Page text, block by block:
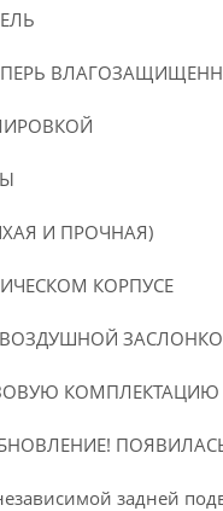
И ПРОЧНАЯ)
КОРПУСЕ
КОМПЛЕКТАЦИЮ
задней